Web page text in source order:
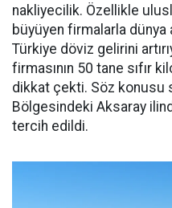
nakliyecilik. Özellikle
büyüyen firmalarla dünya
Türkiye döviz gelirini
firmasının 50 tane sıfır
dikkat çekti. Söz konusu
Bölgesindeki Aksaray
tercih edildi.